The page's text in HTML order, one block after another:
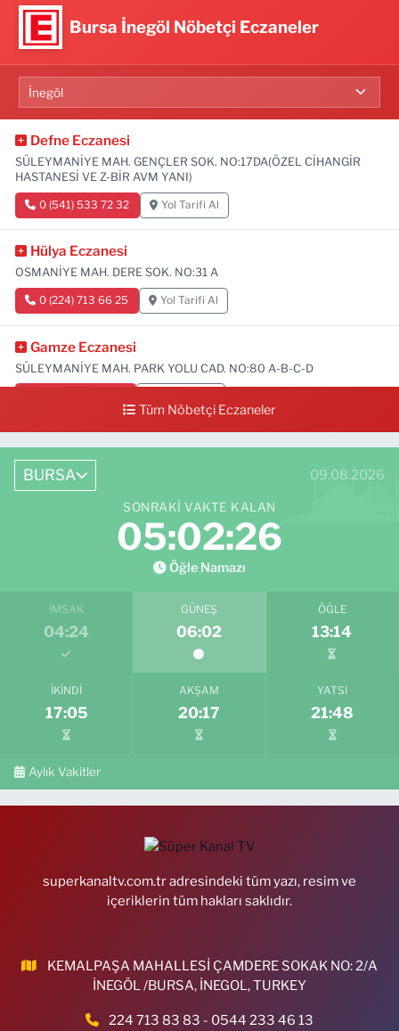
Bursa İnegöl Nöbetçi Eczaneler
Defne Eczanesi
SÜLEYMANİYE MAH. GENÇLER SOK. NO:17DA(ÖZEL CİHANGİR
HASTANESİ VE Z-BİR AVM YANI)
0 (541) 533 72 32 Yol Tarifi Al
Hülya Eczanesi
OSMANİYE MAH. DERE SOK. NO:31 A
0 (224) 713 66 25 Yol Tarifi Al
Gamze Eczanesi
SÜLEYMANİYE MAH. PARK YOLU CAD. NO:80 A-B-C-D
Tüm Nöbetçi Eczaneler
BURSA 09.08.2026
SONRAKI VAKTE KALAN
05:02:25
Öğle Namazı
İMSAK
04:24
GÜNEŞ
06:02
ÖĞLE
13:14
İKINDI
17:05
AKŞAM
20:17
YATSI
21:48
Aylık Vakitler
superkanaltv.com.tr adresindeki tüm yazı, resim ve
içeriklerin tüm hakları saklıdır.
KEMALPAŞA MAHALLESİ ÇAMDERE SOKAK NO: 2/A
İNEGÖL /BURSA, İNEGOL, TURKEY
224 713 83 83 - 0544 233 46 13